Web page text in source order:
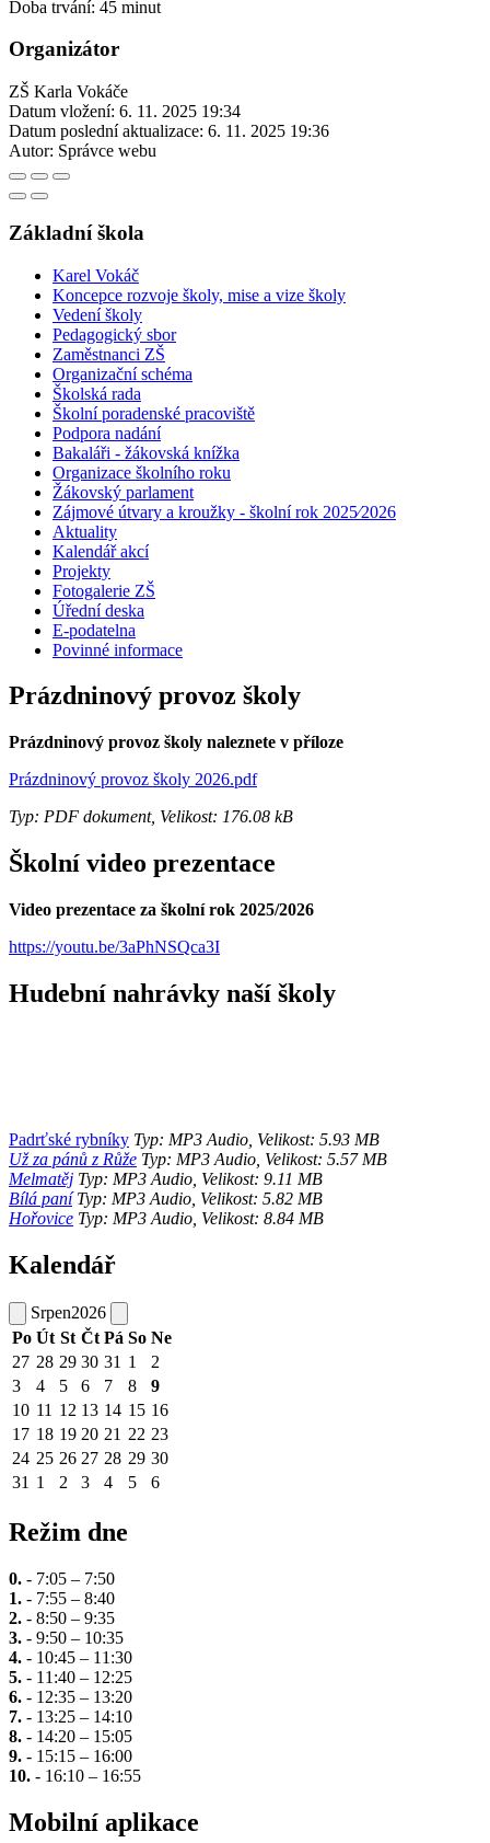
Doba trvání: 45 minut
Organizátor
ZŠ Karla Vokáče
Datum vložení: 6. 11. 2025 19:34
Datum poslední aktualizace: 6. 11. 2025 19:36
Autor: Správce webu
Základní škola
Karel Vokáč
Koncepce rozvoje školy, mise a vize školy
Vedení školy
Pedagogický sbor
Zaměstnanci ZŠ
Organizační schéma
Školská rada
Školní poradenské pracoviště
Podpora nadání
Bakaláři - žákovská knížka
Organizace školního roku
Žákovský parlament
Zájmové útvary a kroužky - školní rok 2025⁄2026
Aktuality
Kalendář akcí
Projekty
Fotogalerie ZŠ
Úřední deska
E-podatelna
Povinné informace
Prázdninový provoz školy
Prázdninový provoz školy naleznete v příloze
Prázdninový provoz školy 2026.pdf
Typ: PDF dokument, Velikost: 176.08 kB
Školní video prezentace
Video prezentace za školní rok 2025/2026
https://youtu.be/3aPhNSQca3I
Hudební nahrávky naší školy
Padrťské rybníky Typ: MP3 Audio, Velikost: 5.93 MB
Už za pánů z Růže Typ: MP3 Audio, Velikost: 5.57 MB
Melmatěj Typ: MP3 Audio, Velikost: 9.11 MB
Bílá paníTyp: MP3 Audio, Velikost: 5.82 MB
Hořovice Typ: MP3 Audio, Velikost: 8.84 MB
Kalendář
Srpen2026
Po Út St Čt Pá So Ne
27 28 29 30 31 1
2
3
4 5 6 7 8
9
10 11 12 13 14 15 16
17 18 19 20 21 22 23
24 25 26 27 28 29 30
31 1 2 3 4 5 6
Režim dne
0. - 7:05 – 7:50
1. - 7:55 – 8:40
2. - 8:50 – 9:35
3. - 9:50 – 10:35
4. - 10:45 – 11:30
5. - 11:40 – 12:25
6. - 12:35 – 13:20
7. - 13:25 – 14:10
8. - 14:20 – 15:05
9. - 15:15 – 16:00
10. - 16:10 – 16:55
Mobilní aplikace